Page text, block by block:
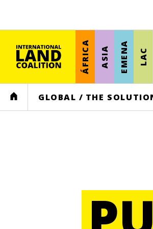
ÁFRICA ASIA EMENA LAC
HOME GLOBAL / THE